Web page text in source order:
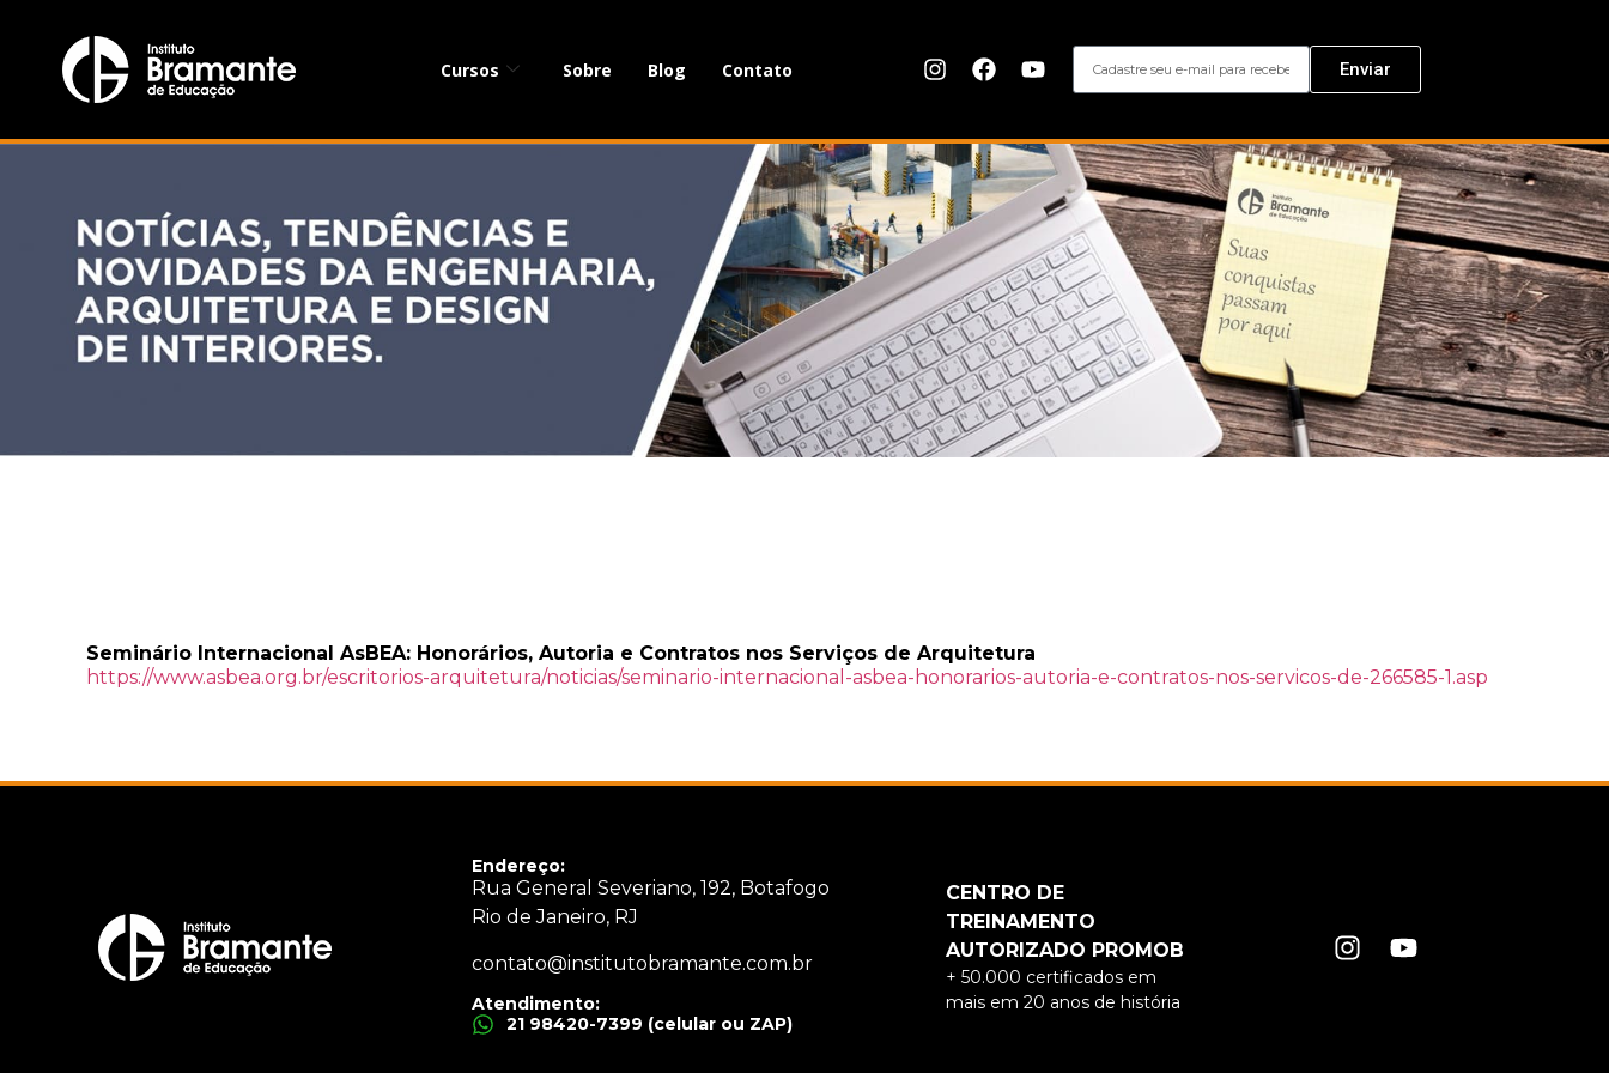
Cursos Sobre Blog Contato Enviar
Seminário Internacional AsBEA: Honorários, Autoria e Contratos nos Serviços de Arquitetura
https://www.asbea.org.br/escritorios-arquitetura/noticias/seminario-internacional-asbea-honorarios-autoria-e-contratos-nos-servicos-de-266585-1.asp
Endereço:
Rua General Severiano, 192, Botafogo
Rio de Janeiro, RJ
contato@institutobramante.com.br
Atendimento:
21 98420-7399 (celular ou ZAP)
CENTRO DE
TREINAMENTO
AUTORIZADO PROMOB
+ 50.000 certificados em
mais em 20 anos de história